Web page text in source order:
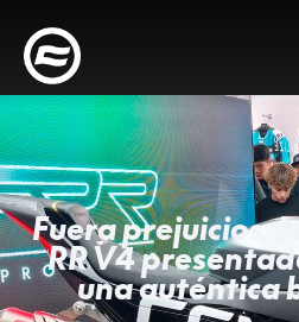
Fuera prejuicios:
RR V4
una auténtica